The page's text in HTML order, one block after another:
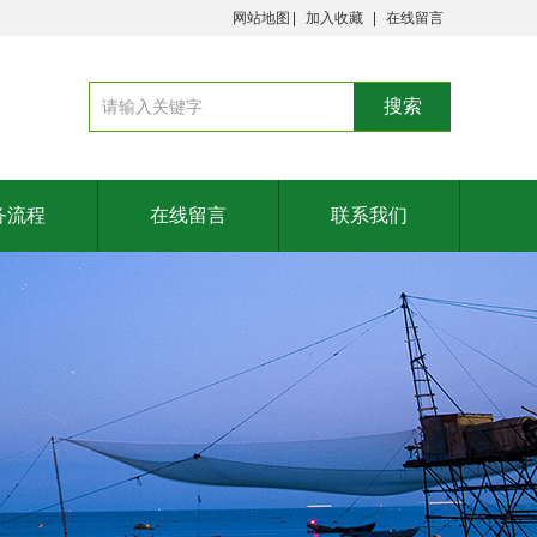
网站地图 加入收藏 在线留言
流程 在线留言 联系我们